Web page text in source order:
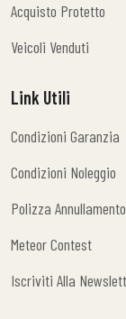
Acquisto Protetto
Veicoli Venduti
Link Utili
Condizioni Garanzia
Condizioni Noleggio
Polizza Annullamento
Meteor Contest
Iscriviti Alla